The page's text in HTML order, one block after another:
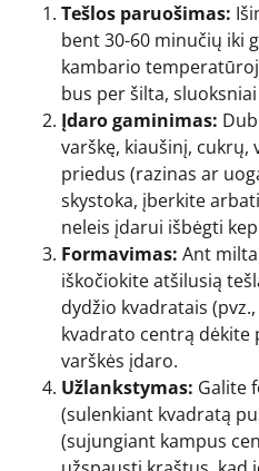
Tešlos paruošimas:
bent 30-60 minučių iki
kambario
bus per šilta,
Įdaro gaminimas:
varškę, kiaušinį,
priedus (razinas ar
skystoka, įberkite
neleis įdarui išbėgti
Formavimas: Ant
iškočiokite atšilusią
dydžio kvadratais
kvadrato centrą dėkite
varškės įdaro.
Užlankstymas: Galite
(sulenkiant kvadratą
(sujungiant kampus